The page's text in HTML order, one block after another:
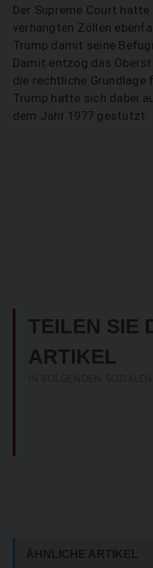
Der Supreme Court
verhängten Zöllen
Trump damit seine
Damit entzog das
die rechtliche Grundlage
Trump hatte sich dabei
dem Jahr 1977 gestützt.
TEILEN SIE
ARTIKEL
ÄHNLICHE ARTIKEL